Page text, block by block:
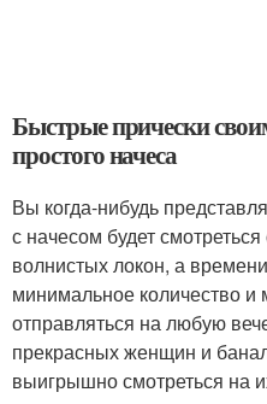
Быстрые прически
простого начеса
Вы когда-нибудь
с начесом будет
волнистых локон, а
минимальное количество и
отправляться на любую
прекрасных женщин и
выигрышно смотреться на